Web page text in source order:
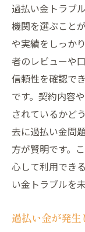
過払い金トラブ
機関を選ぶこと
や実績をしっか
者のレビューや
信頼性を確認で
です。契約内容
されているかど
去に過払い金問
方が賢明です。
心して利用でき
い金トラブルを
過払い金が発